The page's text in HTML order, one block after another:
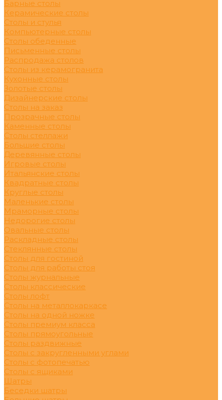
Барные столы
Керамические столы
Столы и стулья
Компьютерные столы
Столы обеденные
Письменные столы
Распродажа столов
Столы из керамогранита
Кухонные столы
Золотые столы
Дизайнерские столы
Столы на заказ
Прозрачные столы
Каменные столы
Столы стеллажи
Большие столы
Деревянные столы
Игровые столы
Итальянские столы
Квадратные столы
Круглые столы
Маленькие столы
Мраморные столы
Недорогие столы
Овальные столы
Раскладные столы
Стеклянные столы
Столы для гостиной
Столы для работы стоя
Столы журнальные
Столы классические
Столы лофт
Столы на металлокаркасе
Столы на одной ножке
Столы премиум класса
Столы прямоугольные
Столы раздвижные
Столы с закругленными углами
Столы с фотопечатью
Столы с ящиками
Шатры
Беседки шатры